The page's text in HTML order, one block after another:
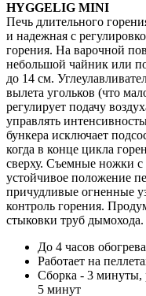
HYGGELIG MINI
Печь длительного
и надежная с
горения. На варочной
небольшой чайник или
до 14 см.
вылета угольков (что
регулирует подачу
управлять
бункера исключает
когда в конце цикла
сверху. Съемные ножки
устойчивое положение
причудливые огненные
контроль горения.
стыковки труб дымохода.
До 4 часов
Работает на
Сборка - 3 минуты,
5 минут